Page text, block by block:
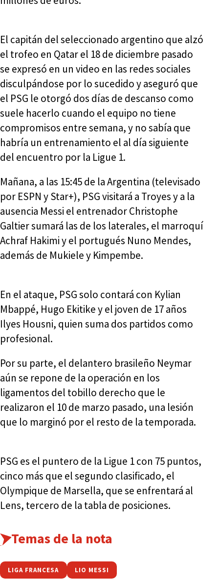
El capitán del seleccionado argentino que alzó
el trofeo en Qatar el 18 de diciembre pasado
se expresó en un video en las redes sociales
disculpándose por lo sucedido y aseguró que
el PSG le otorgó dos días de descanso como
suele hacerlo cuando el equipo no tiene
compromisos entre semana, y no sabía que
habría un entrenamiento el al día siguiente
del encuentro por la Ligue 1.
Mañana, a las 15:45 de la Argentina (televisado
por ESPN y Star+), PSG visitará a Troyes y a la
ausencia Messi el entrenador Christophe
Galtier sumará las de los laterales, el marroquí
Achraf Hakimi y el portugués Nuno Mendes,
además de Mukiele y Kimpembe.
En el ataque, PSG solo contará con Kylian
Mbappé, Hugo Ekitike y el joven de 17 años
Ilyes Housni, quien suma dos partidos como
profesional.
Por su parte, el delantero brasileño Neymar
aún se repone de la operación en los
ligamentos del tobillo derecho que le
realizaron el 10 de marzo pasado, una lesión
que lo marginó por el resto de la temporada.
PSG es el puntero de la Ligue 1 con 75 puntos,
cinco más que el segundo clasificado, el
Olympique de Marsella, que se enfrentará al
Lens, tercero de la tabla de posiciones.
Temas de la nota
LIGA FRANCESA LIO MESSI